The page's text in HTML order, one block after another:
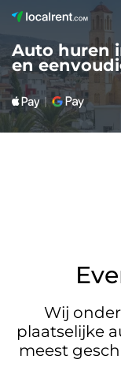
Auto huren
en
Wij
plaatselijke
meest